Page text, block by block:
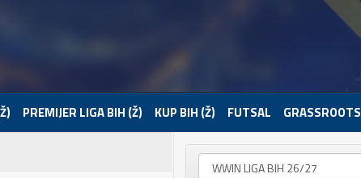
PREMIJER LIGA BIH (Ž) KUP BIH (Ž) FUTSAL GRASSROOTS